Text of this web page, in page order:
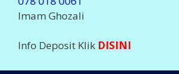
Imam Ghozali
Info Deposit Klik DISINI